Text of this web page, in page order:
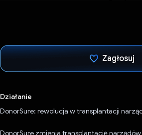
Zagłosuj
Działanie
DonorSure: rewolucja w transplantacji
DonorSure zmienia transplantację